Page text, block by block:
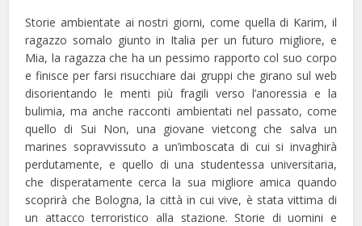
Storie ambientate ai nostri giorni, come quella di Karim, il
ragazzo somalo giunto in Italia per un futuro migliore, e
Mia, la ragazza che ha un pessimo rapporto col suo corpo
e finisce per farsi risucchiare dai gruppi che girano sul web
disorientando le menti più fragili verso l’anoressia e la
bulimia, ma anche racconti ambientati nel passato, come
quello di Sui Non, una giovane vietcong che salva un
marines sopravvissuto a un’imboscata di cui si invaghirà
perdutamente, e quello di una studentessa universitaria,
che disperatamente cerca la sua migliore amica quando
scoprirà che Bologna, la città in cui vive, è stata vittima di
un attacco terroristico alla stazione. Storie di uomini e